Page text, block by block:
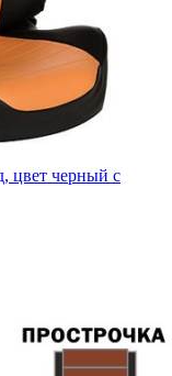
цвет черный с